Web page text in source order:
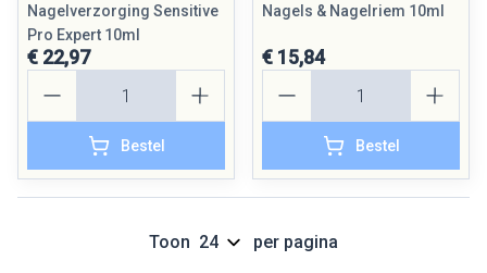
Nagelverzorging Sensitive
Pro Expert 10ml
€ 22,97
Bestel
Nagels & Nagelriem 10ml
€ 15,84
Bestel
Toon per pagina